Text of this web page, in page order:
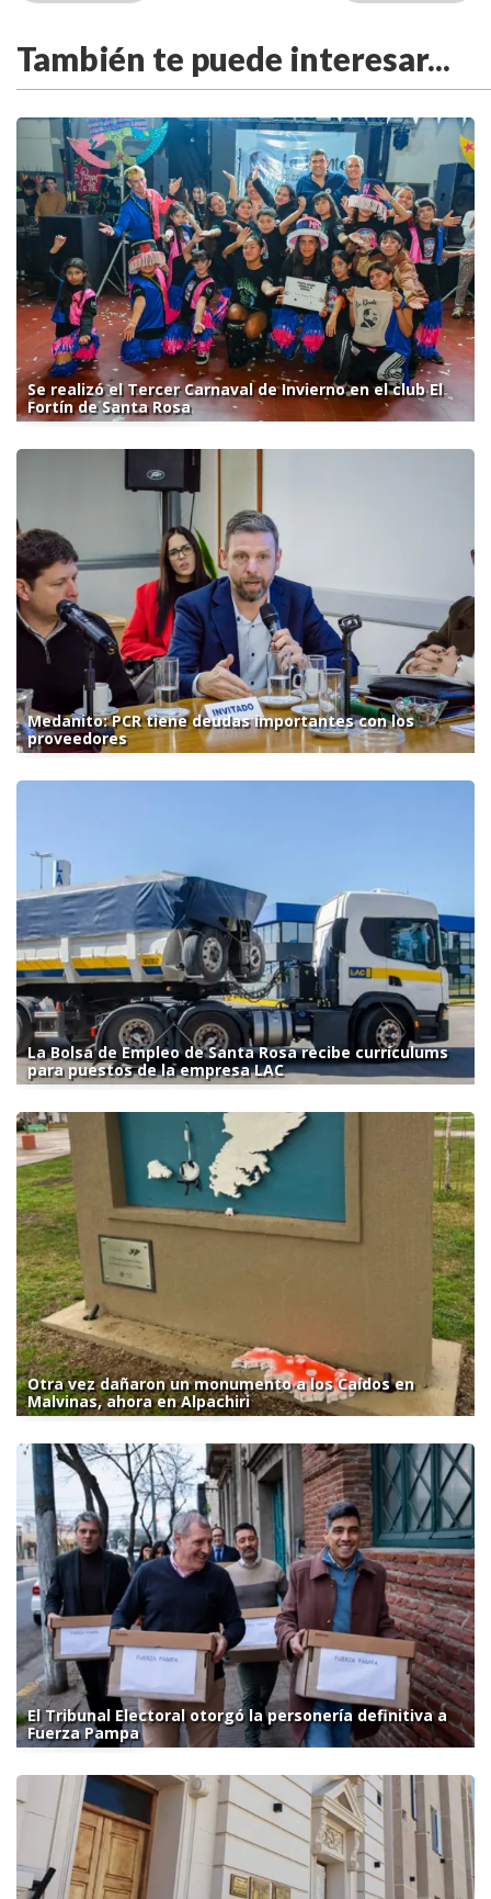
También te puede interesar...
Se realizó el Tercer Carnaval de Invierno en el club El
Fortín de Santa Rosa
Medanito: PCR tiene deudas importantes con los
proveedores
La Bolsa de Empleo de Santa Rosa recibe currículums
para puestos de la empresa LAC
Otra vez dañaron un monumento a los Caídos en
Malvinas, ahora en Alpachiri
El Tribunal Electoral otorgó la personería definitiva a
Fuerza Pampa